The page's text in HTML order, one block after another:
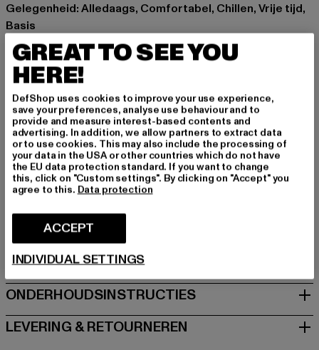
Gelegenheid: Alledaags, Comfortabel, Chillen, Vrije tijd,
Basis
Cut: Slank
Merk: Born
Kategori: Turtle Neck Jumpers
Kleur: beige
Kleur fabrikant: beige
Materiële samenstelling: 80% Polyester, 20% Spandex
Art.Nr: PD00008269-00003
Fabrikant: Urban Styles Agency GmbH & Co. KG |
agentur@urbanstylesagency.com
Schanzenstraße 41 | 51063 Köln | DE
MAAT
ONDERHOUDSINSTRUCTIES
LEVERING & RETOURNEREN
GREAT TO SEE YOU
HERE!
DefShop uses cookies to improve your use experience,
save your preferences, analyse use behaviour and to
provide and measure interest-based contents and
advertising. In addition, we allow partners to extract data
or to use cookies. This may also include the processing of
your data in the USA or other countries which do not have
the EU data protection standard. If you want to change
this, click on "Custom settings". By clicking on "Accept" you
agree to this. Data protection
ACCEPT
INDIVIDUAL SETTINGS